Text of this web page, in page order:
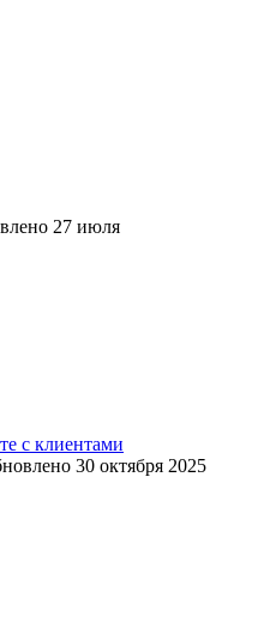
27 июля
с клиентами
30 октября 2025